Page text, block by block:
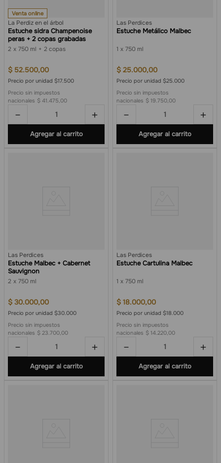
Venta online
La Perdiz en el árbol
Estuche sidra Champenoise
peras + 2 copas grabadas
2 750 ml 2 copas
$ 52.500,00
Precio por unidad $17.500
Precio sin impuestos
nacionales $ 41.475,00
＋
－
Agregar al carrito
Las Perdices
Estuche Metálico Malbec
1 750 ml
$ 25.000,00
Precio por unidad $25.000
Precio sin impuestos
nacionales $ 19.750,00
＋
－
Agregar al carrito
Las Perdices
Estuche Malbec + Cabernet
Sauvignon
2 750 ml
$ 30.000,00
Precio por unidad $30.000
Precio sin impuestos
nacionales $ 23.700,00
＋
－
Agregar al carrito
Las Perdices
Estuche Cartulina Malbec
1 750 ml
$ 18.000,00
Precio por unidad $18.000
Precio sin impuestos
nacionales $ 14.220,00
＋
－
Agregar al carrito